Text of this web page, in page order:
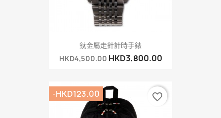
鈦金屬走針計時手錶
HKD4,500.00 HKD3,800.00
-HKD123.00 favorite_border